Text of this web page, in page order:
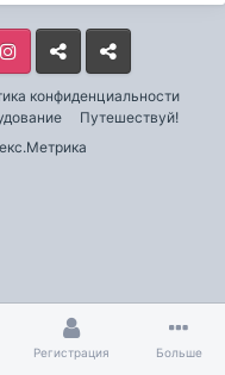
конфиденциальности
Путешествуй!
LivejournalOdnoklassniki
Регистрация Больше